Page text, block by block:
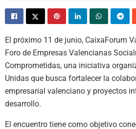
El próximo 11 de junio, CaixaForum
Foro de Empresas Valencianas
Comprometidas, una iniciativa
Unidas que busca fortalecer la
empresarial valenciano y proyectos
desarrollo.
El encuentro tiene como objetivo